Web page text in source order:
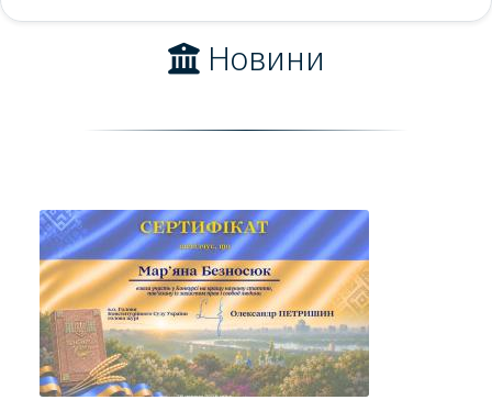
Новини